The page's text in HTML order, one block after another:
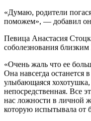
«Думаю, родители
поможем», — добавил
Певица Анастасия
соболезнования
«Очень жаль что ее
Она навсегда
улыбающаяся
непосредственная. Все
нас ложности в личной
которую испытывала от